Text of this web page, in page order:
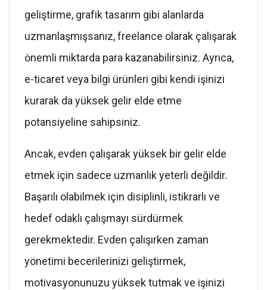
geliştirme, grafik tasarım gibi alanlarda
uzmanlaşmışsanız, freelance olarak çalışarak
önemli miktarda para kazanabilirsiniz. Ayrıca,
e-ticaret veya bilgi ürünleri gibi kendi işinizi
kurarak da yüksek gelir elde etme
potansiyeline sahipsiniz.
Ancak, evden çalışarak yüksek bir gelir elde
etmek için sadece uzmanlık yeterli değildir.
Başarılı olabilmek için disiplinli, istikrarlı ve
hedef odaklı çalışmayı sürdürmek
gerekmektedir. Evden çalışırken zaman
yönetimi becerilerinizi geliştirmek,
motivasyonunuzu yüksek tutmak ve işinizi